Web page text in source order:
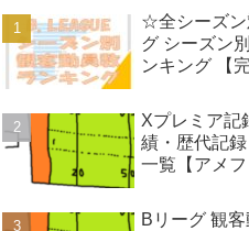
☆全シーズ
グ シーズン
ンキング 【
Xプレミア記
績・歴代記
一覧【アメフ
Bリーグ 観